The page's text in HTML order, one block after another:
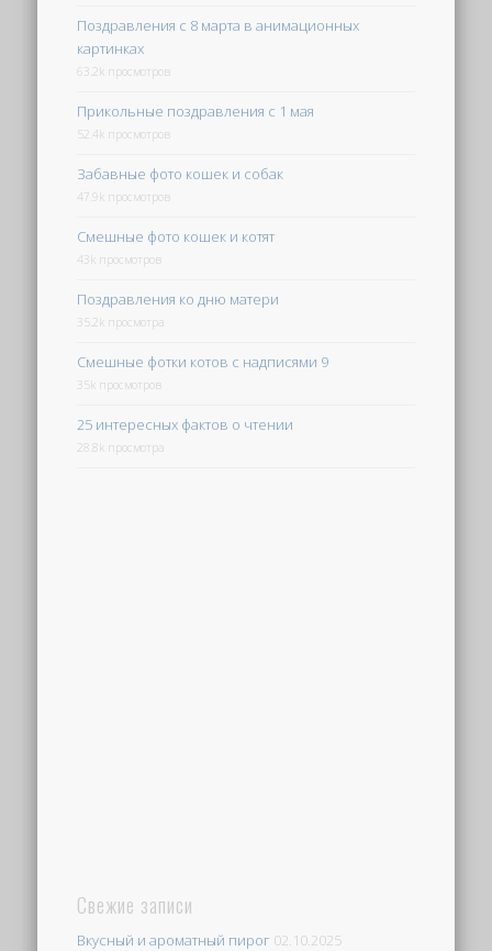
Поздравления с 8 марта в анимационных
картинках
63.2k просмотров
Прикольные поздравления с 1 мая
52.4k просмотров
Забавные фото кошек и собак
47.9k просмотров
Смешные фото кошек и котят
43k просмотров
Поздравления ко дню матери
35.2k просмотра
Смешные фотки котов с надписями 9
35k просмотров
25 интересных фактов о чтении
28.8k просмотра
Свежие записи
Вкусный и ароматный пирог 02.10.2025